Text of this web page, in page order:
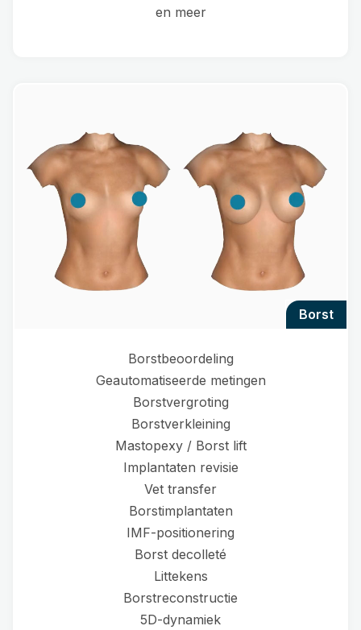
en meer
borst
Borstbeoordeling
Geautomatiseerde metingen
Borstvergroting
Borstverkleining
Mastopexy / Borst lift
Implantaten revisie
Vet transfer
Borstimplantaten
IMF-positionering
Borst decolleté
Littekens
Borstreconstructie
5D-dynamiek